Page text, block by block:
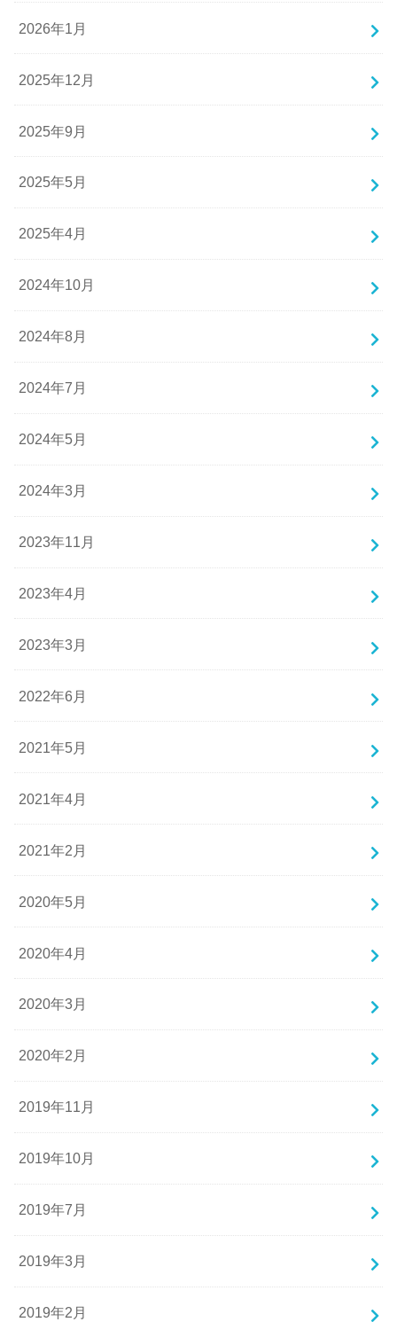
2026年1月
2025年12月
2025年9月
2025年5月
2025年4月
2024年10月
2024年8月
2024年7月
2024年5月
2024年3月
2023年11月
2023年4月
2023年3月
2022年6月
2021年5月
2021年4月
2021年2月
2020年5月
2020年4月
2020年3月
2020年2月
2019年11月
2019年10月
2019年7月
2019年3月
2019年2月